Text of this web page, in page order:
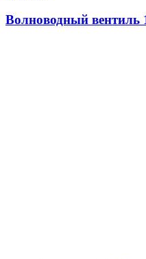
Волноводный вентиль